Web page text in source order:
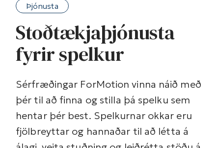
Þjónusta
Stoðtækjaþjónusta
fyrir spelkur
Sérfræðingar ForMotion vinna náið með
þér til að finna og stilla þá spelku sem
hentar þér best. Spelkurnar okkar eru
fjölbreyttar og hannaðar til að létta á